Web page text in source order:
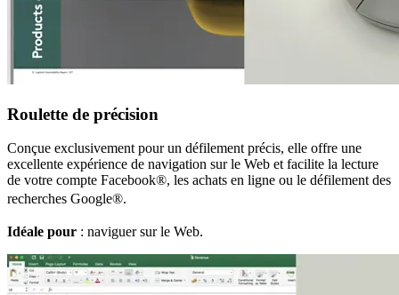
Roulette de précision
Conçue exclusivement pour un défilement précis, elle offre une
excellente expérience de navigation sur le Web et facilite la lecture
de votre compte Facebook®, les achats en ligne ou le défilement des
recherches Google®.
Idéale pour : naviguer sur le Web.